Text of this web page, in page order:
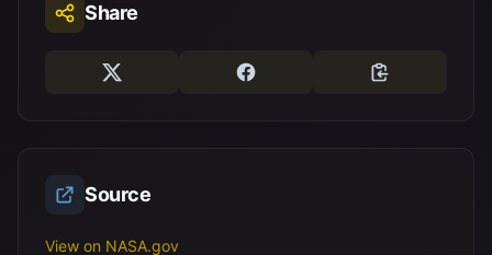
Share
Source
View on NASA.gov